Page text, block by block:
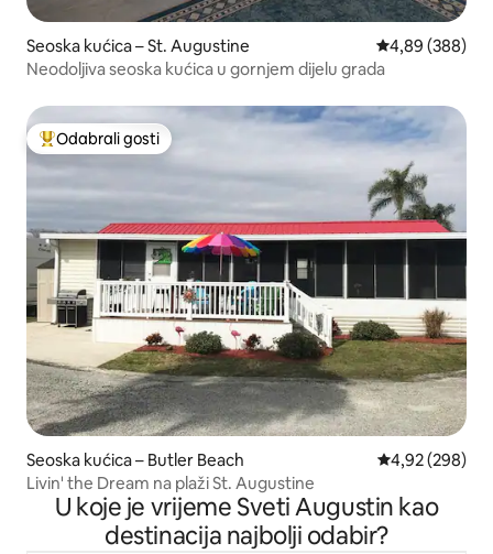
Seoska kućica – St. Augustine Prosječna
4,89 (388)
Neodoljiva seoska kućica u gornjem dijelu grada
Među najviše rangiranima s oznakom „Odabrali gosti”
Odabrali gosti
Seoska kućica – Butler Beach Prosječna
4,92 (298)
Livin' the Dream na plaži St. Augustine
U koje je vrijeme Sveti Augustin kao
destinacija najbolji odabir?